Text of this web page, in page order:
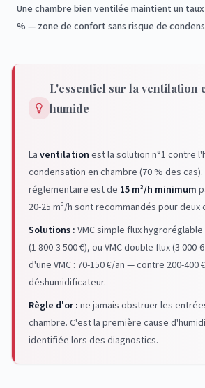
Une chambre bien ventilée maintient un
% — zone de confort sans risque de
L'essentiel sur la ventilation
humide
La ventilation est la solution n°1 contre
condensation en chambre (70 % des
réglementaire est de 15 m³/h minimum
20-25 m³/h sont recommandés pour deux
Solutions : VMC simple flux hygroréglable
(1 800-3 500 €), ou VMC double flux (3 000-
d'une VMC : 70-150 €/an — contre 200-400
déshumidificateur.
Règle d'or : ne jamais obstruer les
chambre. C'est la première cause
identifiée lors des diagnostics.